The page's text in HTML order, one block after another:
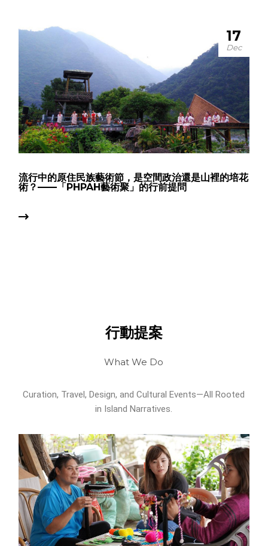
17
Dec
流行中的原住民族藝術節，是空間政治還是山裡的培花
術？——「PHPAH藝術聚」的行前提問
行動提案
What We Do
Curation, Travel, Design, and Cultural Events—All Rooted
in Island Narratives.